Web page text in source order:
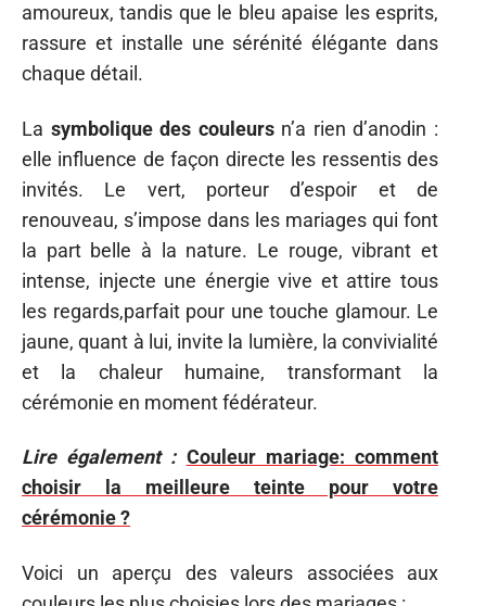
amoureux, tandis que le bleu apaise les esprits,
rassure et installe une sérénité élégante dans
chaque détail.
La symbolique des couleursn’a rien d’anodin :
elle influence de façon directe les ressentis des
invités. Le vert, porteur d’espoir et de
renouveau, s’impose dans les mariages qui font
la part belle à la nature. Le rouge, vibrant et
intense, injecte une énergie vive et attire tous
les regards,parfait pour une touche glamour. Le
jaune, quant à lui, invite la lumière, la convivialité
et la chaleur humaine, transformant la
cérémonie en moment fédérateur.
Lire également : Couleur mariage: comment
choisir la meilleure teinte pour votre
cérémonie ?
Voici un aperçu des valeurs associées aux